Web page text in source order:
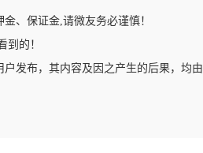
、保证金,请微友务必谨慎！
到的！
发布，其内容及因之产生的后果，均